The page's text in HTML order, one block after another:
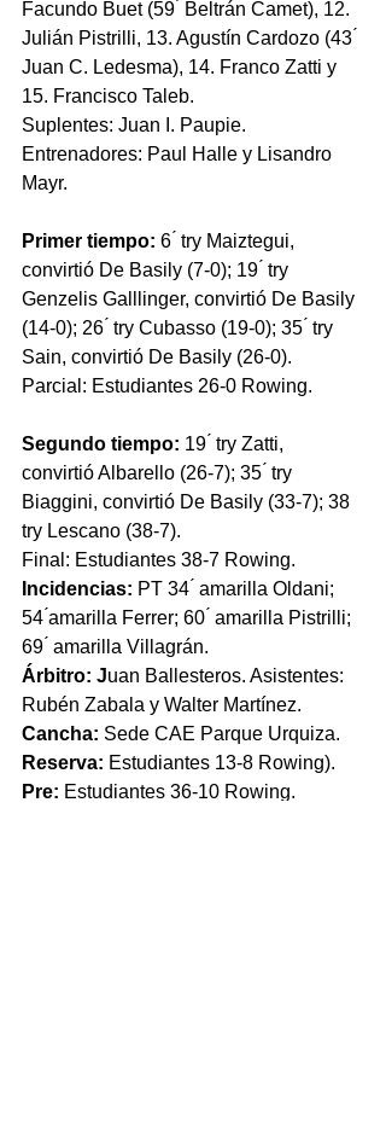
Facundo Buet (59 ́ Beltrán Camet), 12.
Julián Pistrilli, 13. Agustín Cardozo (43 ́
Juan C. Ledesma), 14. Franco Zatti y
15. Francisco Taleb.
Suplentes: Juan I. Paupie.
Entrenadores: Paul Halle y Lisandro
Mayr.
Primer tiempo: 6 ́ try Maiztegui,
convirtió De Basily (7-0); 19 ́ try
Genzelis Galllinger, convirtió De Basily
(14-0); 26 ́ try Cubasso (19-0); 35 ́ try
Sain, convirtió De Basily (26-0).
Parcial: Estudiantes 26-0 Rowing.
Segundo tiempo: 19 ́ try Zatti,
convirtió Albarello (26-7); 35 ́ try
Biaggini, convirtió De Basily (33-7); 38
try Lescano (38-7).
Final: Estudiantes 38-7 Rowing.
Incidencias: PT 34 ́ amarilla Oldani;
54 ́amarilla Ferrer; 60 ́ amarilla Pistrilli;
69 ́ amarilla Villagrán.
Árbitro: Juan Ballesteros. Asistentes:
Rubén Zabala y Walter Martínez.
Cancha: Sede CAE Parque Urquiza.
Reserva: Estudiantes 13-8 Rowing).
Pre: Estudiantes 36-10 Rowing.